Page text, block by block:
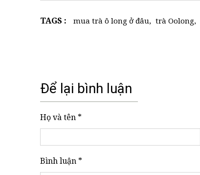
TAGS : mua trà ô long ở đâu, trà Oolong,
Để lại bình luận
Họ và tên *
Bình luận *